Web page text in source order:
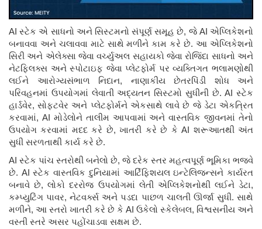
AIસ્ટેક એ સાધનો અને સિસ્ટમનો સંપૂર્ણ સમૂહ છે, જે AIએપ્લિકેશનો
બનાવવા અને ચલાવવા માટે સાથે મળીને કામ કરે છે. આ એપ્લિકેશનો
સિરી અને એલેક્સા જેવા વર્ચ્યુઅલ સહાયકો જેવા રોજિંદા સાધનો અને
નેટફ્લિક્સ અને સ્પોટાઇફ જેવા પ્લેટફોર્મ પર વ્યક્તિગત ભલામણોથી
લઈને આરોગ્યસંભાળ નિદાન, નાણાકીય છેતરપિંડી શોધ અને
પરિવહનમાં ઉપયોગમાં લેવાતી અદ્યતન સિસ્ટમો સુધીની છે.AI સ્ટેક
હાર્ડવેર,સોફ્ટવેર અને પ્લેટફોર્મને એકસાથે લાવે છે જે ડેટા એકત્રિત
કરવામાં, AI મોડેલોને તાલીમ આપવામાં અને વાસ્તવિક જીવનમાં તેનો
ઉપયોગ કરવામાં મદદ કરે છે,ખાતરી કરે છે કેAI શરૂઆતથી અંત
સુધી સરળતાથી કાર્ય કરે છે.
AI સ્ટેક પાંચ સ્તરોથી બનેલો છે, જે દરેક સ્તર મહત્વપૂર્ણ ભૂમિકા ભજવે
છે. AIસ્ટેક વાસ્તવિક દુનિયામાં આર્ટિફિશયલ ઇન્ટેલિજન્સને કાર્યરત
બનાવે છે,લોકો દરરોજ ઉપયોગમાં લેતી એપ્લિકેશનોથી લઈને ડેટા,
કમ્પ્યુટિંગ પાવર,નેટવર્ક્સ અને પડદા પાછળ ચાલતી ઊર્જા સુધી. સાથે
મળીને, આ સ્તરો ખાતરી કરે છે કે AI ઉકેલો સ્કેલેબલ, વિશ્વસનીય અને
વસ્તી સ્તરે અસર પહોંચાડવા સક્ષમ છે.